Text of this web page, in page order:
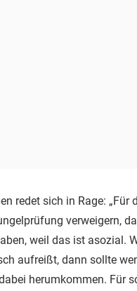
redet sich in Rage: „Für
verweigern,
weil das ist asozial.
aufreißt, dann sollte
herumkommen. Für